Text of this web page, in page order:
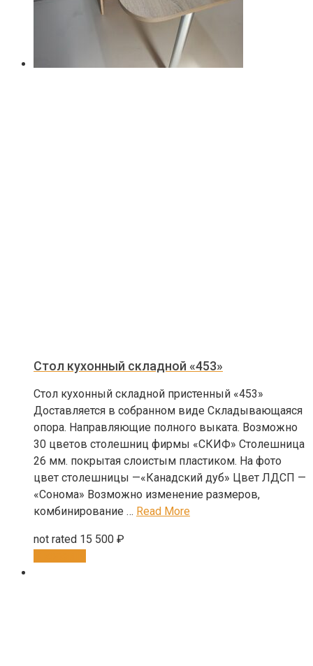
Стол кухонный складной «453»
Стол кухонный складной пристенный «453»
Доставляется в собранном виде Складывающаяся
опора. Направляющие полного выката. Возможно
30 цветов столешниц фирмы «СКИФ» Столешница
26 мм. покрытая слоистым пластиком. На фото
цвет столешницы —«Канадский дуб» Цвет ЛДСП —
«Сонома» Возможно изменение размеров,
комбинирование … Read More
not rated 15 500 ₽